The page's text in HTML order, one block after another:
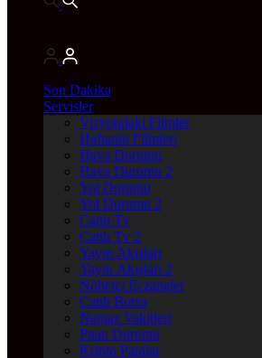
Son Dakika
Servisler
Vizyondaki Filmler
Haftanin Filmleri
Hava Durumu
Hava Durumu 2
Yol Durumu
Yol Durumu 2
Canlı Tv
Canlı Tv 2
Yayın Akışları
Yayın Akışları 2
Nöbetçi Eczaneler
Canlı Borsa
Namaz Vakitleri
Puan Durumu
Kripto Paralar